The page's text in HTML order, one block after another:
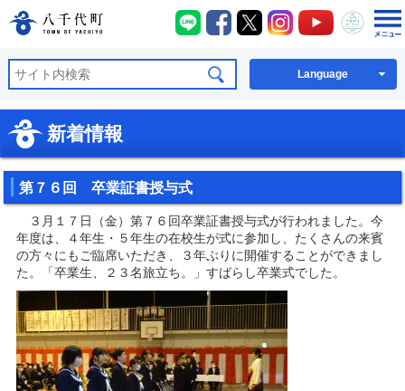
八千代町公式ホームページ
八千代町LINE
八千代町Facebook
八千代町X八千代町Instagram
八千代町
八千
Language
新着情報
第７６回 卒業証書授与式
３月１７日（金）第７６回卒業証書授与式が行われました。今
年度は、４年生・５年生の在校生が式に参加し、たくさんの来賓
の方々にもご臨席いただき、３年ぶりに開催することができまし
た。「卒業生、２３名旅立ち。」すばらし卒業式でした。